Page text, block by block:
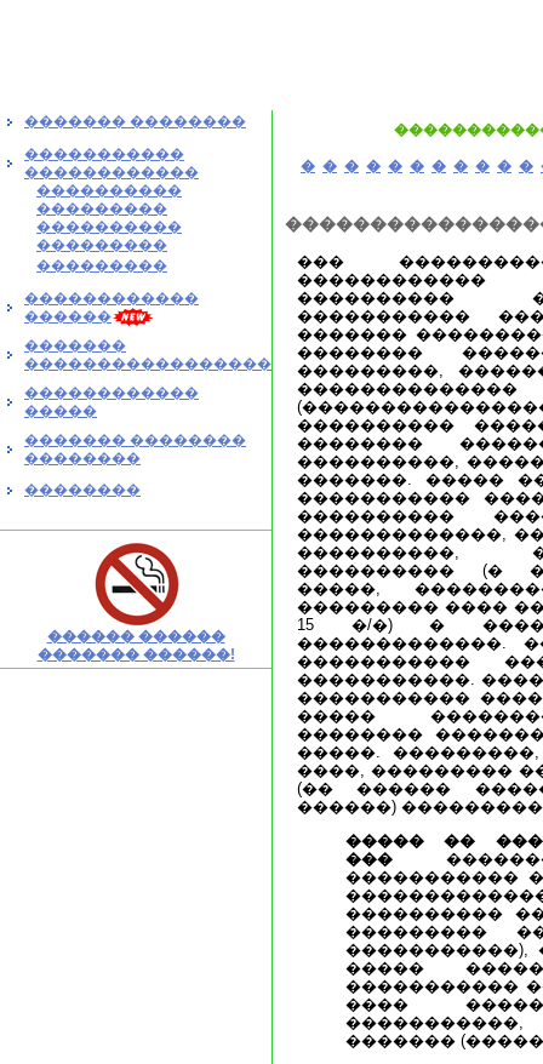
������� ��������
�����������
������������
����������
���������
����������
���������
���������
������������
������
�������
�����������������
������������
�����
������� ��������
��������
��������
������ ������
������� ������!
� � � � � � � � � � �
���
������������
����������
�����������
�������
��������
���������,
����������
��������
����������,
�������. �����
�����������
����������
�������������,
����������,
���������� (�
�����,
��������� ����
15 �/�) �
�������������.
�����������
�����������.
�����������
�����
��������
�����.
����, ���������
(�� ������
������)
����� ��
���
�����������
����������
���������
�����������),
�����
�����������
����
�������